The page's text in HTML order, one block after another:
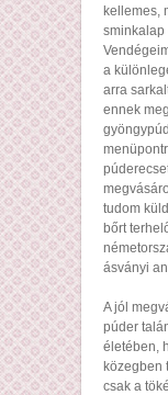
kellemes,
sminkalap
a
arra
ennek
tudom
bőrt
ásványi
A jól
púder
életében,
közegben
csak a